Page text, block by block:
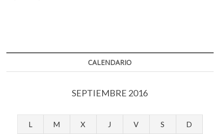
CALENDARIO
SEPTIEMBRE 2016
L M X J V S D